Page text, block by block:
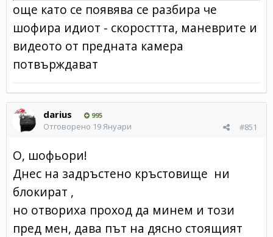
още като се появява се разбира че
шофира идиот - скоросттта, маневрите и
видеото от предната камера
потвърждават
darius 995
#851
Отговорено 19 Януари
О, шофьори!
Днес на задръстено кръстовище ни
блокират ,
но отвориха проход да минем и този
пред мен, дава път на дясно стоящият